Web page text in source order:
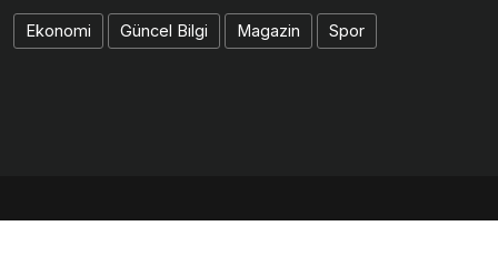
Ekonomi Güncel Bilgi Magazin Spor